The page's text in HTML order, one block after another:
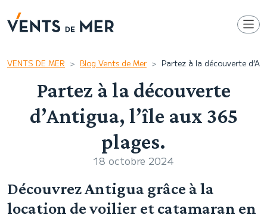
VENTS DE MER Blog Vents de Mer Partez à la découverte
Partez à la découverte
d’Antigua, l’île aux 365
plages.
18 octobre 2024
Découvrez Antigua grâce à la
location de voilier et catamaran en